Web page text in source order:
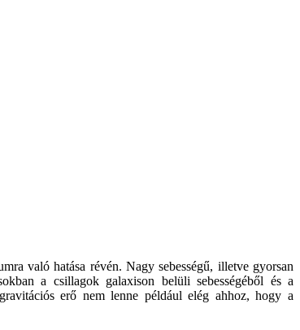
való hatása révén. Nagy sebességű, illetve gyorsan
a csillagok galaxison belüli sebességéből és a
erő nem lenne például elég ahhoz, hogy a